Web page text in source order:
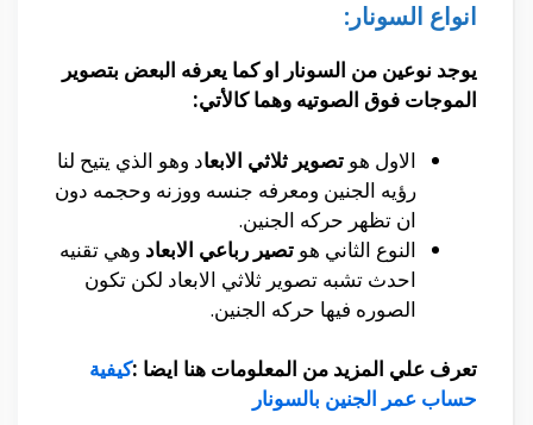
انواع السونار:
يوجد نوعين من السونار او كما يعرفه البعض بتصوير
الموجات فوق الصوتيه وهما كالأتي:
الاول هو تصوير ثلاثي الابعاد وهو الذي يتيح لنا
رؤيه الجنين ومعرفه جنسه ووزنه وحجمه دون
ان تظهر حركه الجنين.
النوع الثاني هو تصير رباعي الابعاد وهي تقنيه
احدث تشبه تصوير ثلاثي الابعاد لكن تكون
الصوره فيها حركه الجنين.
تعرف علي المزيد من المعلومات هنا ايضا :كيفية
حساب عمر الجنين بالسونار